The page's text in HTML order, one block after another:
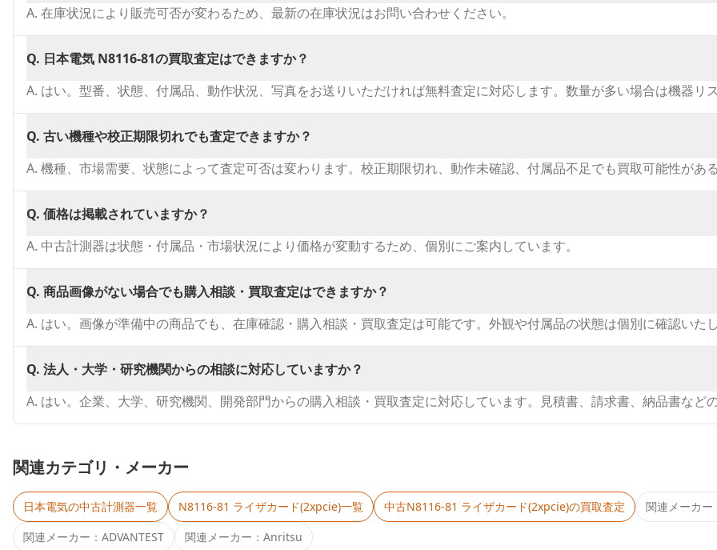
A. 在庫状況により販売可否が変わるため、最新の在庫状況はお問い合わせください。
Q. 日本電気 N8116-81の買取査定はできますか？
A. はい。型番、状態、付属品、動作状況、写真をお送りいただければ無料査定に対応します。数量が多い場合は機器リ
Q. 古い機種や校正期限切れでも査定できますか？
A. 機種、市場需要、状態によって査定可否は変わります。校正期限切れ、動作未確認、付属品不足でも買取可能性があ
Q. 価格は掲載されていますか？
A. 中古計測器は状態・付属品・市場状況により価格が変動するため、個別にご案内しています。
Q. 商品画像がない場合でも購入相談・買取査定はできますか？
A. はい。画像が準備中の商品でも、在庫確認・購入相談・買取査定は可能です。外観や付属品の状態は個別に確認いた
Q. 法人・大学・研究機関からの相談に対応していますか？
A. はい。企業、大学、研究機関、開発部門からの購入相談・買取査定に対応しています。見積書、請求書、納品書など
関連カテゴリ・メーカー
日本電気の中古計測器一覧 N8116-81 ライザカード(2xpcie)一覧 中古N8116-81 ライザカード(2xpcie)の買取査定
関連メーカー
関連メーカー： ADVANTEST 関連メーカー： Anritsu